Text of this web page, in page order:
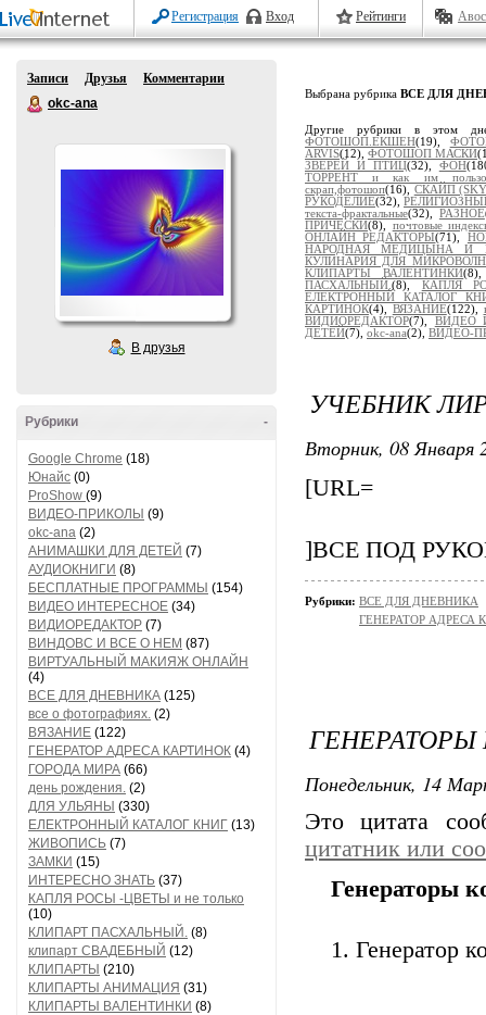
Регистрация Вход Рейтинги
Записи Друзья
Комментарии
okc-ana
В друзья
-
Рубрики
Google Chrome (18)
Юнайс (0)
ProShow (9)
ВИДЕО-ПРИКОЛЫ (9)
okc-ana (2)
АНИМАШКИ ДЛЯ ДЕТЕЙ (7)
АУДИОКНИГИ (8)
БЕСПЛАТНЫЕ ПРОГРАММЫ (154)
ВИДЕО ИНТЕРЕСНОЕ (34)
ВИДИОРЕДАКТОР (7)
ВИНДОВС И ВСЕ О НЕМ (87)
ВИРТУАЛЬНЫЙ МАКИЯЖ ОНЛАЙН
(4)
ВСЕ ДЛЯ ДНЕВНИКА (125)
все о фотографиях. (2)
ВЯЗАНИЕ (122)
ГЕНЕРАТОР АДРЕСА КАРТИНОК (4)
ГОРОДА МИРА (66)
день рождения. (2)
ДЛЯ УЛЬЯНЫ (330)
ЕЛЕКТРОННЫЙ КАТАЛОГ КНИГ (13)
ЖИВОПИСЬ (7)
ЗАМКИ (15)
ИНТЕРЕСНО ЗНАТЬ (37)
КАПЛЯ РОСЫ -ЦВЕТЫ и не только
(10)
КЛИПАРТ ПАСХАЛЬНЫЙ. (8)
клипарт СВАДЕБНЫЙ (12)
КЛИПАРТЫ (210)
КЛИПАРТЫ АНИМАЦИЯ (31)
КЛИПАРТЫ ВАЛЕНТИНКИ (8)
Выбрана рубрика ВСЕ ДЛЯ
Другие рубрики в этом
ФОТОШОП.ЕКШЕН(19),
ARVIS(12), ФОТОШОП МАСКИ
ЗВЕРЕЙ И ПТИЦ(32), ФОН
ТОРРЕНТ и как им
скрап,фотошоп(16), СКАЙП
РУКОДЕЛИЕ(32),
текста-фрактальные(32), РАЗНОЕ
ПРИЧЕСКИ(8), почтовые
ОНЛАЙН РЕДАКТОРЫ(71),
НАРОДНАЯ МЕДИЦЫНА И
КУЛИНАРИЯ ДЛЯ
КЛИПАРТЫ ВАЛЕНТИНКИ
ПАСХАЛЬНЫЙ. (8), КАПЛЯ
ЕЛЕКТРОННЫЙ КАТАЛОГ
КАРТИНОК(4), ВЯЗАНИЕ(122),
ВИДИОРЕДАКТОР(7), ВИДЕО
ДЕТЕЙ(7), okc-ana(2), ВИДЕО-
УЧЕБНИК
Вторник, 08 Января
[URL=
]ВСЕ ПОД
Рубрики: ВСЕ ДЛЯ ДНЕВНИКА
ГЕНЕРАТОР АДРЕСА
ГЕНЕРАТОРЫ
Понедельник, 14
Это цитата
цитатник или
Генераторы
1. Генератор